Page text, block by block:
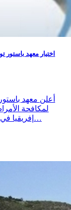
اختيار معهد
أعلن معهد
لمكافحة
إفريقيا في مجال مراقبة مياه الصرف الصحي والبيئة، في…